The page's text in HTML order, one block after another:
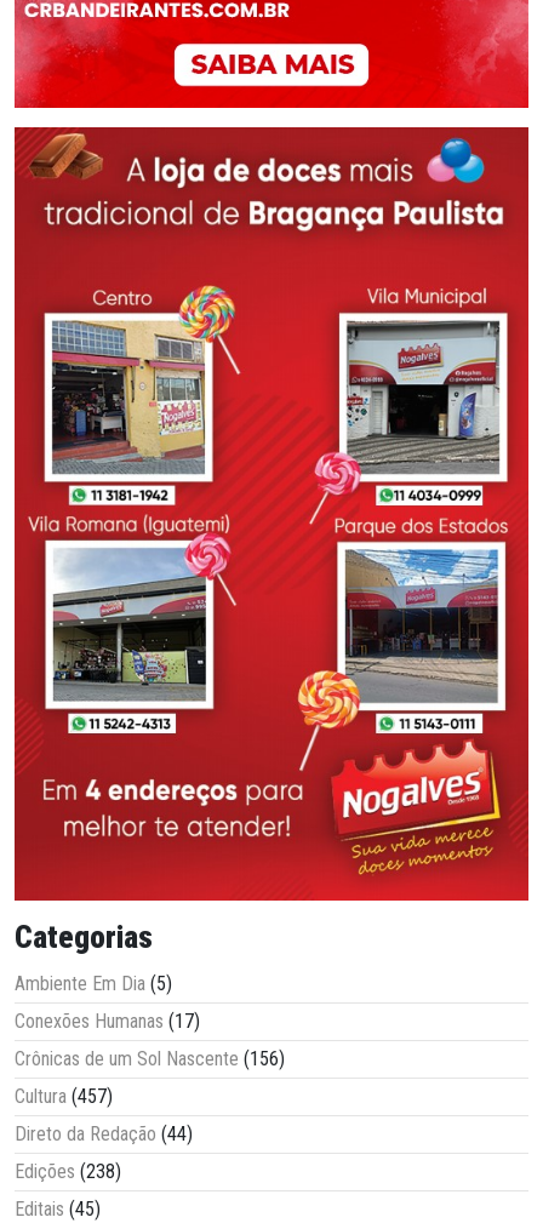
Categorias
Ambiente Em Dia (5)
Conexões Humanas (17)
Crônicas de um Sol Nascente (156)
Cultura (457)
Direto da Redação (44)
Edições (238)
Editais (45)